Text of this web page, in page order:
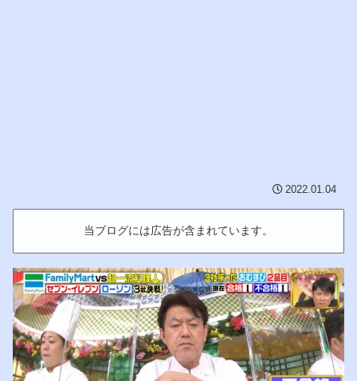
2022.01.04
当ブログには広告が含まれています。